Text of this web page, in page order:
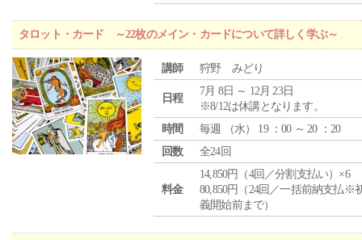
タロット・カード ～22枚のメイン・カードについて詳しく学ぶ～
講師 狩野 みどり
日程
7月 8日 ～ 12月 23日
※8/12は休講となります。
時間
毎週 （水） 19 ：00 ～ 20 ：20
回数
全24回
料金
14,850円（4回／分割支払い）×6
80,850円（24回／一括前納支払※
義開始前まで）